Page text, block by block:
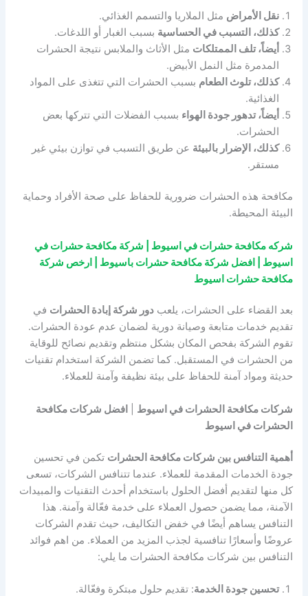
نقل الأمراض مثل الملاريا والتسمم الغذائي.
كذلك، التسبب في الحساسية بسبب الغبار أو اللدغات.
أيضاً، تلف الممتلكات مثل الأثاث والملابس نتيجة الحشرات
المدمرة مثل النمل الأبيض.
كذلك، تلوث الطعام بسبب الحشرات التي تتغذى على المواد
الغذائية.
أيضاً، تدهور جودة الهواء بسبب الفضلات التي تتركها بعض
الحشرات.
كذلك، الإضرار بالبيئة عن طريق التسبب في توازن بيئي غير
مستقر.
مكافحة هذه الحشرات ضرورية للحفاظ على صحة الأفراد وحماية
البيئة المحيطة.
شركه مكافحة حشرات في اسيوط | شركة مكافحة حشرات في
اسيوط | افضل شركة مكافحة حشرات باسيوط | ارخص شركة
مكافحة حشرات اسيوط
بعد القضاء على الحشرات، يلعبدور شركة إبادة الحشرات في
تقديم خدمات متابعة وصيانة دورية لضمان عدم عودة الحشرات.
تقوم الشركة بفحص المكان بشكل منتظم وتقديم نصائح للوقاية
من الحشرات في المستقبل. كما تضمن الشركة استخدام تقنيات
حديثة ومواد آمنة للحفاظ على بيئة نظيفة وآمنة للعملاء.
شركات مكافحة الحشرات في اسيوط
افضل شركات مكافحة
الحشرات في اسيوط
أهمية التنافس بين شركات مكافحة الحشرات تكمن في تحسين
جودة الخدمات المقدمة للعملاء. عندما تتنافس الشركات، تسعى
كل منها لتقديم أفضل الحلول باستخدام أحدث التقنيات والمبيدات
الآمنة، مما يضمن حصول العملاء على خدمة فعّالة وآمنة. هذا
التنافس يساهم أيضًا في خفض التكاليف، حيث تقدم الشركات
عروضًا وأسعارًا تنافسية لجذب المزيد من العملاء. من اهم فوائد
التنافس بين شركات مكافحة الحشرات ما يلي:
تحسين جودة الخدمة: تقديم حلول مبتكرة وفعّالة.